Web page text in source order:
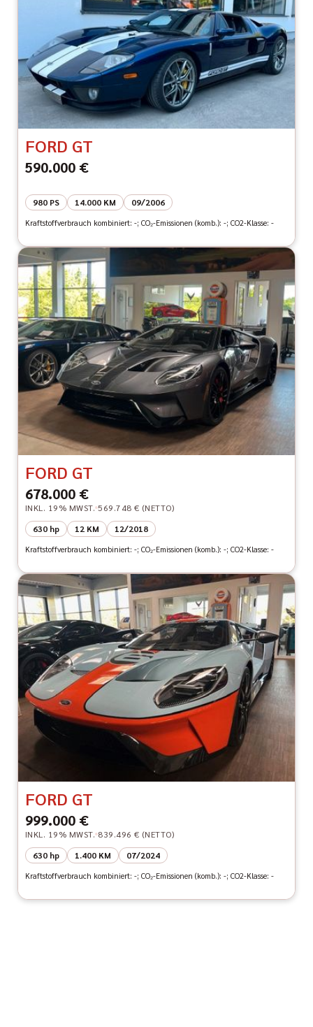
FORD GT
590.000 €
980 PS 14.000 KM 09/2006
Kraftstoffverbrauch kombiniert: -; CO₂-Emissionen (komb.): -; CO2-Klasse: -
FORD GT
678.000 €
INKL. 19% MWST. 569.748 € (NETTO)
630 hp
12 KM 12/2018
Kraftstoffverbrauch kombiniert: -; CO₂-Emissionen (komb.): -; CO2-Klasse: -
FORD GT
999.000 €
INKL. 19% MWST. 839.496 € (NETTO)
630 hp
1.400 KM 07/2024
Kraftstoffverbrauch kombiniert: -; CO₂-Emissionen (komb.): -; CO2-Klasse: -